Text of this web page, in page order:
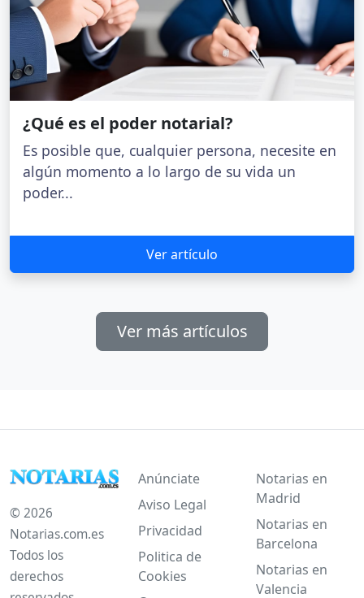
¿Qué es el poder notarial?
Es posible que, cualquier persona, necesite en
algún momento a lo largo de su vida un
poder...
Ver artículo
Ver más artículos
© 2026
Notarias.com.es
Todos los
derechos
Anúnciate
Aviso Legal
Privacidad
Politica de
Cookies
Notarias en
Madrid
Notarias en
Barcelona
Notarias en
Valencia